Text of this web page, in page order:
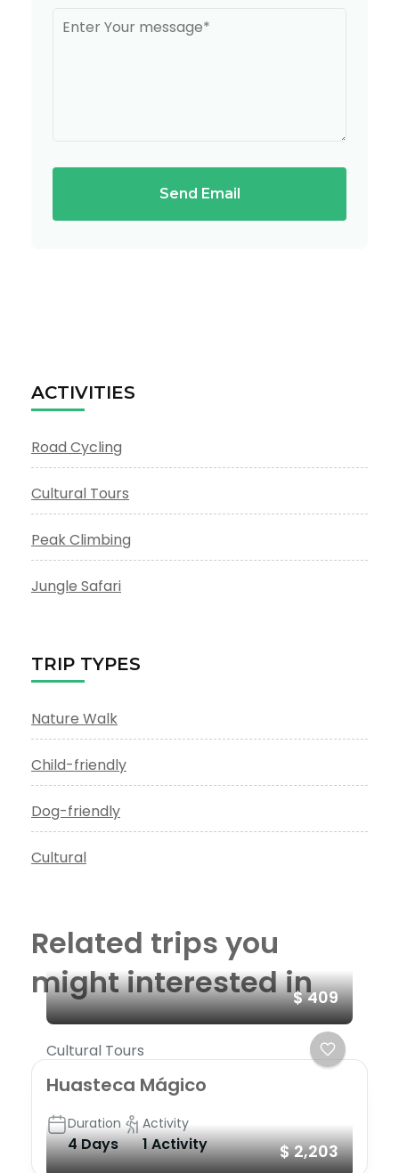
Send Email
ACTIVITIES
Road Cycling
Cultural Tours
Peak Climbing
Jungle Safari
TRIP TYPES
Nature Walk
Child-friendly
Dog-friendly
Cultural
Related trips you
might interested in$ 409
Cultural Tours
Huasteca Mágico
Duration
4 Days
Activity
1 Activity $ 2,203